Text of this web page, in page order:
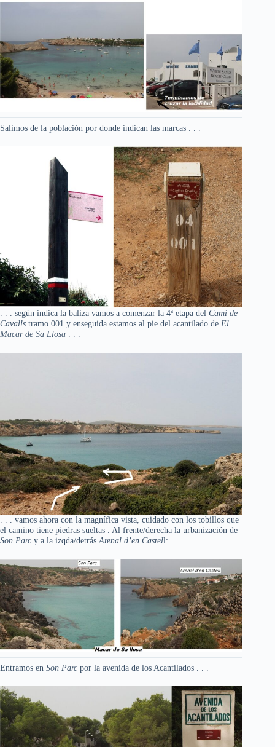
Salimos de la población por donde indican las marcas . . .
. . . según indica la baliza vamos a comenzar la 4ª etapa del Camí de
Cavalls tramo 001 y enseguida estamos al pie del acantilado de El
Macar de Sa Llosa . . .
. . . vamos ahora con la magnífica vista, cuidado con los tobillos que
el camino tiene piedras sueltas . Al frente/derecha la urbanización de
Son Parc y a la izqda/detrás Arenal d’en Castell:
Entramos en Son Parc por la avenida de los Acantilados . . .